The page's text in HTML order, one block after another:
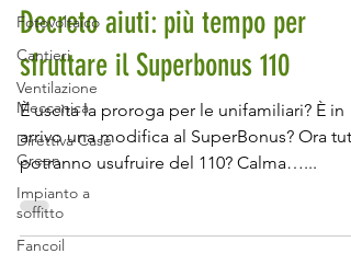
Fotovoltaico
Cantieri
Ventilazione
Meccanica
Direttiva Case
Green
Impianto a
soffitto
Fancoil
Decreto aiuti: più tempo per
sfruttare il Superbonus 110
È uscita la proroga per le unifamiliari? È in
arrivo una modifica al SuperBonus? Ora tutti
potranno usufruire del 110? Calma…...